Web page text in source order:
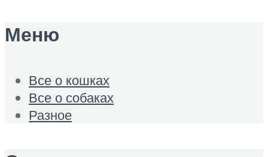
Меню
Все о кошках
Все о собаках
Разное